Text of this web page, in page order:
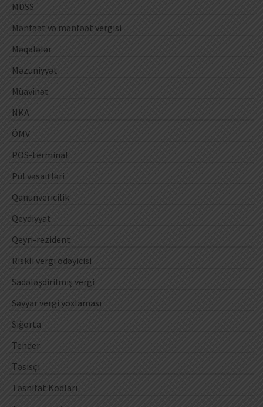
MDSS
Mənfəət və mənfəət vergisi
Məqalələr
Məzuniyyət
Müavinət
NKA
ÖMV
POS-terminal
Pul vəsaitləri
Qanunvericilik
Qeydiyyat
Qeyri-rezident
Riskli vergi ödəyicisi
Sadələşdirilmiş vergi
Səyyar vergi yoxlaması
Sığorta
Tender
Təsisçi
Təsnifat Kodları